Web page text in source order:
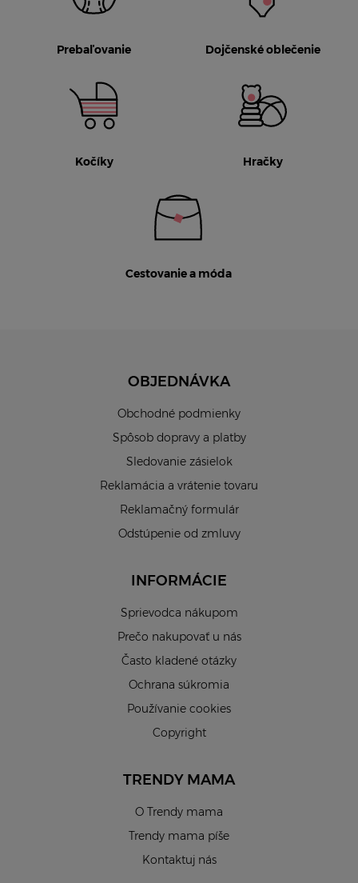
Prebaľovanie Dojčenské oblečenie
Kočíky Hračky
Cestovanie a móda
OBJEDNÁVKA
Obchodné podmienky
Spôsob dopravy a platby
Sledovanie zásielok
Reklamácia a vrátenie tovaru
Reklamačný formulár
Odstúpenie od zmluvy
INFORMÁCIE
Sprievodca nákupom
Prečo nakupovať u nás
Často kladené otázky
Ochrana súkromia
Používanie cookies
Copyright
TRENDY MAMA
O Trendy mama
Trendy mama píše
Kontaktuj nás